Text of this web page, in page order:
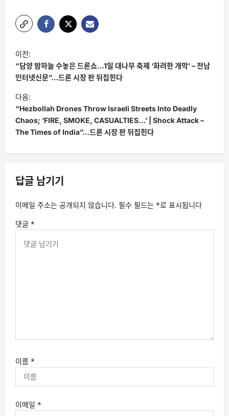
글
탐
색
이전:
“담양 밤하늘 수놓은 드론쇼…1일 대나무 축제 ‘화려한 개막’ – 전남
인터넷신문”…드론 시장 판 뒤집힌다
다음:
“Hezbollah Drones Throw Israeli Streets Into Deadly
Chaos; ‘FIRE, SMOKE, CASUALTIES…’ | Shock Attack –
The Times of India”…드론 시장 판 뒤집힌다
답글 남기기
이메일 주소는 공개되지 않습니다. 필수 필드는 *로 표시됩니다
댓글 *
이름 *
이메일 *